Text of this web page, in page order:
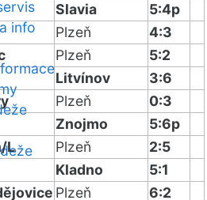
info
Slavia
5:4p
Plzeň
4:3
Plzeň
5:2
Litvínov
3:6
Plzeň
0:3
Znojmo
5:6p
L Plzeň
2:5
Kladno
5:1
Plzeň
6:2